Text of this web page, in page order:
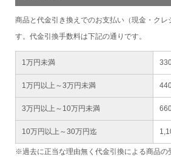
商品と代金引き換えでのお支払い（現金・ク
す。代金引換手数料は下記の通りです。
1万円未満
1万円以上～3万円未満
3万円以上～10万円未満
10万円以上～30万円迄
※過去に正当な理由無く代金引換による商品の